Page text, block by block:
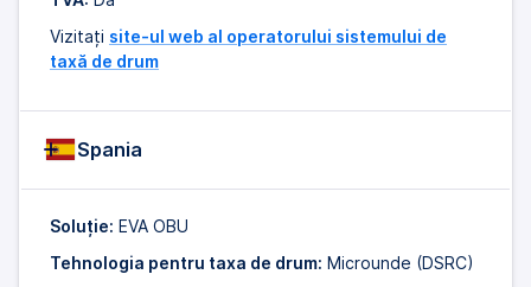
Vizitați site-ul web al operatorului sistemului de
taxă de drum
Spania
Soluție: EVA OBU
Tehnologia pentru taxa de drum: Microunde (DSRC)